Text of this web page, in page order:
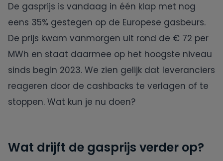
Innova Energie
Mega
NextEnergy
Oxxio
Pure Energie
De gasprijs is vandaag in één klap met nog
eens 35% gestegen op de Europese gasbeurs.
De prijs kwam vanmorgen uit rond de € 72 per
MWh en staat daarmee op het hoogste niveau
sinds begin 2023. We zien gelijk dat leveranciers
reageren door de cashbacks te verlagen of te
stoppen. Wat kun je nu doen?
Wat drijft de gasprijs verder op?